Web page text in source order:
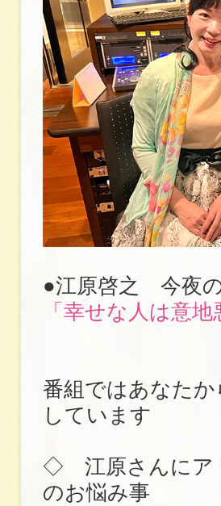
●江原啓之 今夜
「幸せな人は意
番組ではあなた
しています
◇ 江原さんにア
のお悩み事